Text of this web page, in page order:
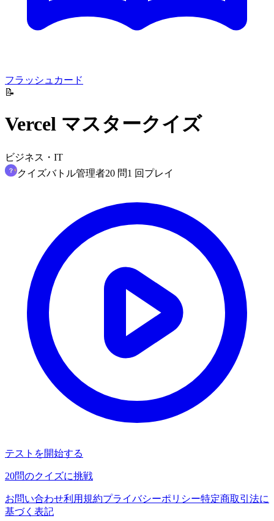
フラッシュカード
📝
Vercel マスタークイズ
ビジネス・IT
クイズバトル管理者20 問1 回プレイ
テストを開始する
20問のクイズに挑戦
お問い合わせ利用規約プライバシーポリシー特定商取引法に
基づく表記